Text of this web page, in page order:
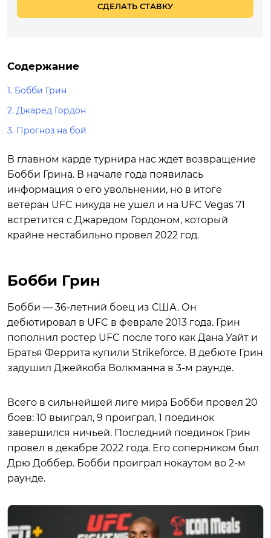
СДЕЛАТЬ СТАВКУ
Содержание
1. Бобби Грин
2. Джаред Гордон
3. Прогноз на бой
В главном карде турнира нас ждет возвращение
Бобби Грина. В начале года появилась
информация о его увольнении, но в итоге
ветеран UFC никуда не ушел и на UFC Vegas 71
встретится с Джаредом Гордоном, который
крайне нестабильно провел 2022 год.
Бобби Грин
Бобби — 36-летний боец из США. Он
дебютировал в UFC в феврале 2013 года. Грин
пополнил ростер UFC после того как Дана Уайт и
Братья Феррита купили Strikeforce. В дебюте Грин
задушил Джейкоба Волкманна в 3-м раунде.
Всего в сильнейшей лиге мира Бобби провел 20
боев: 10 выиграл, 9 проиграл, 1 поединок
завершился ничьей. Последний поединок Грин
провел в декабре 2022 года. Его соперником был
Дрю Доббер. Бобби проиграл нокаутом во 2-м
раунде.